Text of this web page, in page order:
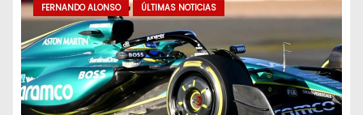
FERNANDO ALONSO ÚLTIMAS NOTICIAS